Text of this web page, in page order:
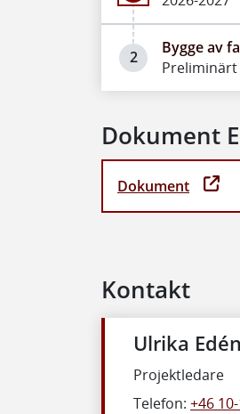
2
Bygge av
Preliminärt
Dokument
Dokument
Kontakt
Ulrika Edén
Projektledare
Telefon: +46